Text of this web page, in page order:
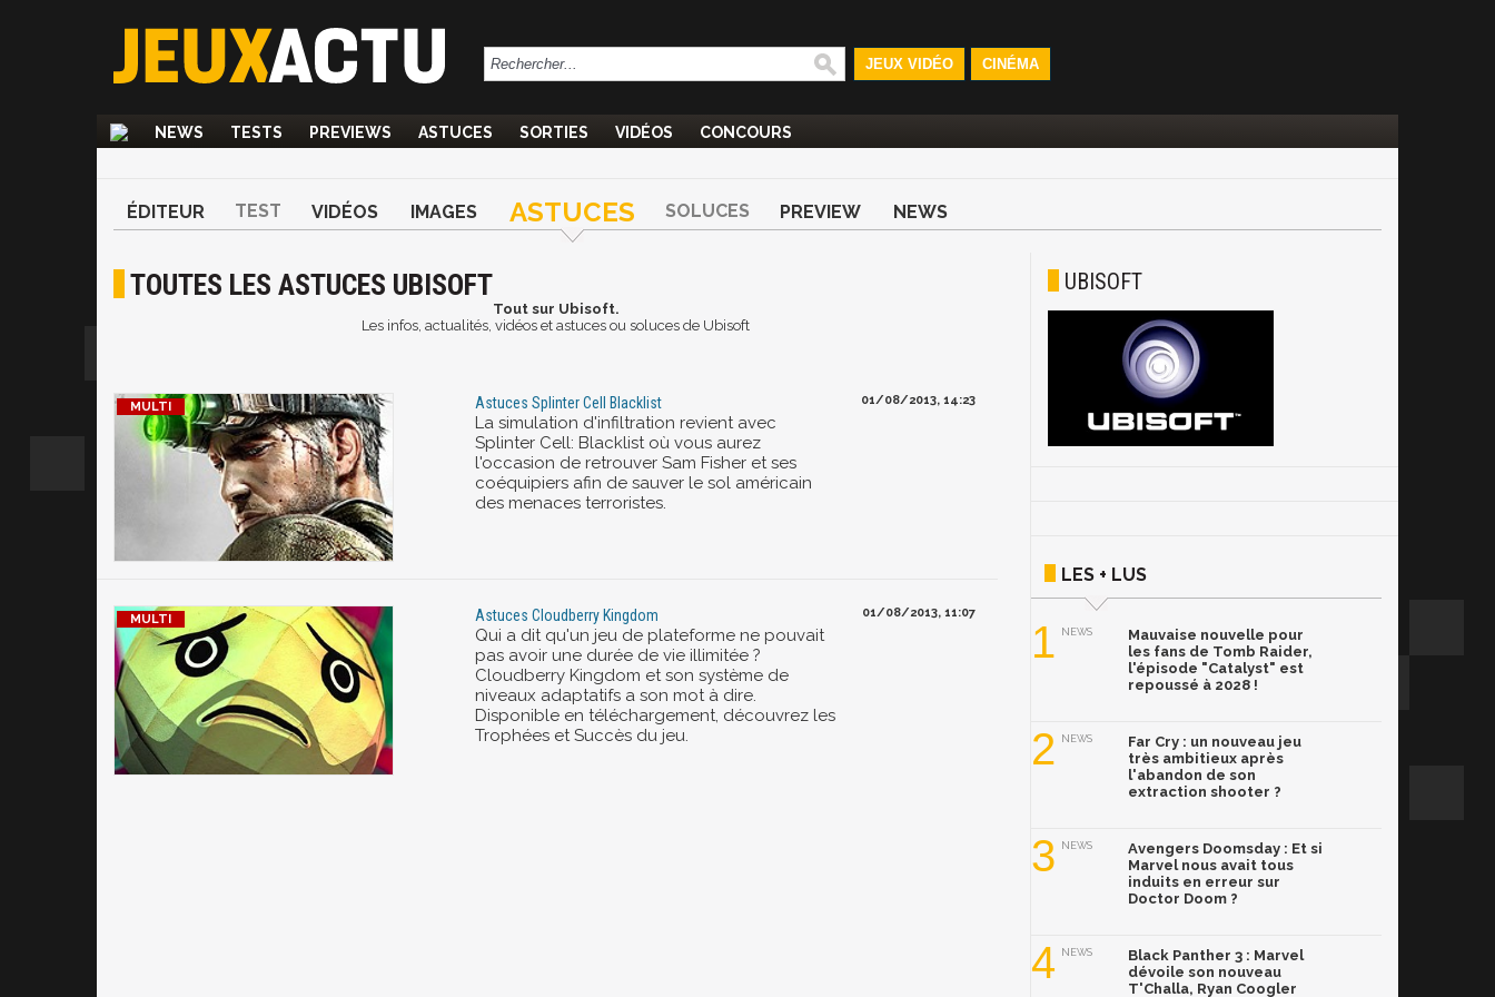
JEUX VIDÉO CINÉMA
NEWS TESTS PREVIEWS ASTUCES SORTIES VIDÉOS CONCOURS
ÉDITEUR TEST VIDÉOS IMAGES ASTUCES SOLUCES PREVIEW NEWS
TOUTES LES ASTUCES UBISOFT
Tout sur Ubisoft.
Les infos, actualités, vidéos et astuces ou soluces de Ubisoft
Astuces Splinter Cell Blacklist
La simulation d'infiltration revient avec
Splinter Cell: Blacklist où vous aurez
l'occasion de retrouver Sam Fisher et ses
coéquipiers afin de sauver le sol américain
des menaces terroristes.
01/08/2013, 14:23
Astuces Cloudberry Kingdom
Qui a dit qu'un jeu de plateforme ne pouvait
pas avoir une durée de vie illimitée ?
Cloudberry Kingdom et son système de
niveaux adaptatifs a son mot à dire.
Disponible en téléchargement, découvrez les
Trophées et Succès du jeu.
01/08/2013, 11:07
UBISOFT
LES + LUS
1 NEWS
Mauvaise nouvelle pour
les fans de Tomb Raider,
l'épisode "Catalyst" est
repoussé à 2028 !
2 NEWS
Far Cry : un nouveau jeu
très ambitieux après
l'abandon de son
extraction shooter ?
3 NEWS
Avengers Doomsday : Et si
Marvel nous avait tous
induits en erreur sur
Doctor Doom ?
4 NEWS
Black Panther 3 : Marvel
dévoile son nouveau
T'Challa, Ryan Coogler